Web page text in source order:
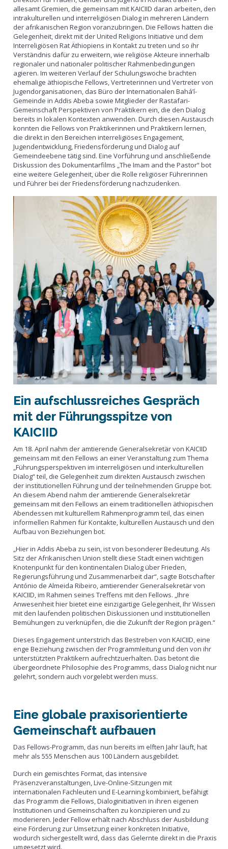
allesamt Gremien, die gemeinsam mit KAICIID daran arbeiten, den
intrakulturellen und interreligiösen Dialog in mehreren Ländern
der afrikanischen Region voranzubringen. Die Fellows hatten die
Gelegenheit, direkt mit der United Religions Initiative und dem
Interreligiösen Rat Äthiopiens in Kontakt zu treten und so ihr
Verständnis dafür zu erweitern, wie religiöse Akteure innerhalb
regionaler und nationaler politischer Rahmenbedingungen
agieren. Im weiteren Verlauf der Schulungswoche brachten
ehemalige äthiopische Fellows, Vertreterinnen und Vertreter von
Jugendorganisationen, das Büro der Internationalen Bahá’í-
Gemeinde in Addis Abeba sowie Mitglieder der Rastafari-
Gemeinschaft Perspektiven von Praktikern ein, die den Dialog
bereits in lokalen Kontexten anwenden. Durch diesen Austausch
konnten die Fellows von Praktikerinnen und Praktikern lernen,
die direkt in den Bereichen interreligiöses Engagement,
Jugendentwicklung, Friedensförderung und Dialog auf
Gemeindeebene tätig sind. Eine Vorführung und anschließende
Diskussion des Dokumentarfilms „The Imam and the Pastor“ bot
eine weitere Gelegenheit, über die Rolle religiöser Führerinnen
und Führer bei der Friedensförderung nachzudenken.
Ein aufschlussreiches Gespräch
mit der Führungsspitze von
KAICIID
Am 18. April nahm der amtierende Generalsekretär von KAICIID
gemeinsam mit den Fellows an einer Veranstaltung zum Thema
„Führungsperspektiven im interreligiösen und interkulturellen
Dialog“ teil, die Gelegenheit zum direkten Austausch zwischen
der institutionellen Führung und der teilnehmenden Gruppe bot.
An diesem Abend nahm der amtierende Generalsekretär
gemeinsam mit den Fellows an einem traditionellen äthiopischen
Abendessen mit kulturellem Rahmenprogramm teil, das einen
informellen Rahmen für Kontakte, kulturellen Austausch und den
Aufbau von Beziehungen bot.
„Hier in Addis Abeba zu sein, ist von besonderer Bedeutung. Als
Sitz der Afrikanischen Union stellt diese Stadt einen wichtigen
Knotenpunkt für den kontinentalen Dialog über Frieden,
Regierungsführung und Zusammenarbeit dar“, sagte Botschafter
António de Almeida Ribeiro, amtierender Generalsekretär von
KAICIID, im Rahmen seines Treffens mit den Fellows. „Ihre
Anwesenheit hier bietet eine einzigartige Gelegenheit, Ihr Wissen
mit den laufenden politischen Diskussionen und institutionellen
Bemühungen zu verknüpfen, die die Zukunft der Region prägen.“
Dieses Engagement unterstrich das Bestreben von KAICIID, eine
enge Beziehung zwischen der Programmleitung und den von ihr
unterstützten Praktikern aufrechtzuerhalten. Das betont die
übergeordnete Philosophie des Programms, dass Dialog nicht nur
gelehrt, sondern auch vorgelebt werden muss.
Eine globale praxisorientierte
Gemeinschaft aufbauen
Das Fellows-Programm, das nun bereits im elften Jahr läuft, hat
mehr als 555 Menschen aus 100 Ländern ausgebildet.
Durch ein gemischtes Format, das intensive
Präsenzveranstaltungen, Live-Online-Sitzungen mit
internationalen Fachleuten und E-Learning kombiniert, befähigt
das Programm die Fellows, Dialoginitiativen in ihren eigenen
Institutionen und Gemeinschaften zu konzipieren und zu
moderieren. Jeder Fellow erhält nach Abschluss der Ausbildung
eine Förderung zur Umsetzung einer konkreten Initiative,
wodurch sichergestellt wird, dass das Gelernte direkt in die Praxis
umgesetzt wird.